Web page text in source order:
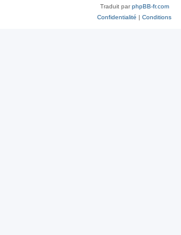
Traduit parphpBB-fr.com
Confidentialité | Conditions